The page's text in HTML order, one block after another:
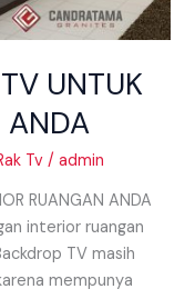
UNTUK
ANDA
Tv /admin
RUANGAN ANDA
interior ruangan
TV masih
mempunya